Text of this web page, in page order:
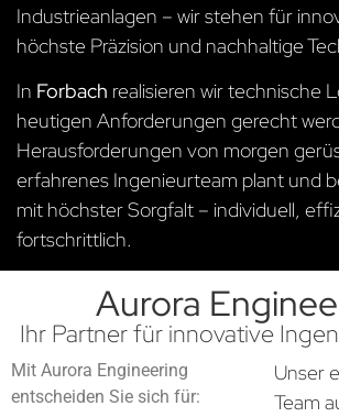
Industrieanlagen – wir stehen für
höchste Präzision und nachhaltige
In Forbach realisieren wir technische
heutigen Anforderungen gerecht
Herausforderungen von morgen
erfahrenes Ingenieurteam plant und
mit höchster Sorgfalt – individuell,
fortschrittlich.
Aurora
Ihr Partner für innovative
Mit Aurora Engineering
entscheiden Sie sich für:
Unser
Team